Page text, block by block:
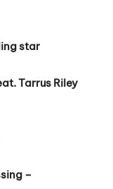
star
Tarrus Riley
–